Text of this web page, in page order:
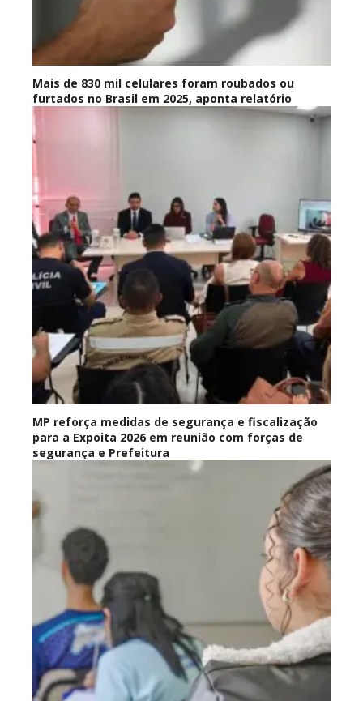
Mais de 830 mil celulares foram roubados ou
furtados no Brasil em 2025, aponta relatório
MP reforça medidas de segurança e fiscalização
para a Expoita 2026 em reunião com forças de
segurança e Prefeitura